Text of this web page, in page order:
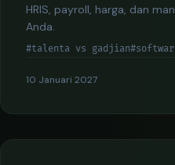
HRIS, payroll, harga, dan
Anda.
#talenta vs gadjian
10 Januari 2027